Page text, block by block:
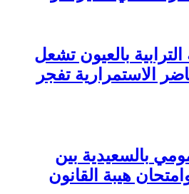
بالعيون تشعل
الاستمرارية تفجر
بالسعيدية بين
هيبة القانون